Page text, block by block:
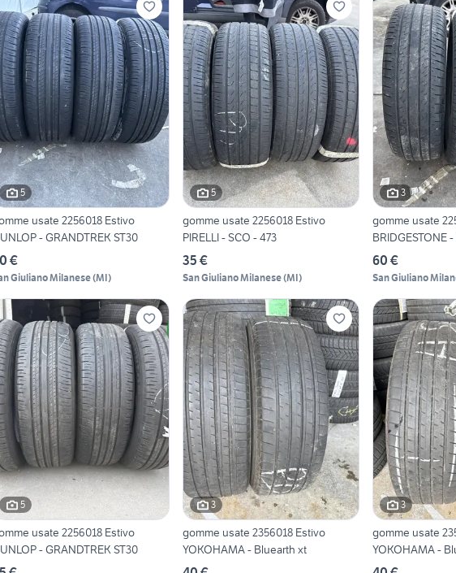
5
usate 2256018 Estivo
- GRANDTREK ST30
€
Giuliano Milanese(MI)
5
gomme usate 2256018 Estivo
PIRELLI - SCO - 473
35 €
San Giuliano Milanese(MI)
3
gomme usate
BRIDGESTONE
60 €
San Giuliano
5
usate 2256018 Estivo
- GRANDTREK ST30
3
gomme usate 2356018 Estivo
YOKOHAMA - Bluearth xt
3
gomme usate
YOKOHAMA -